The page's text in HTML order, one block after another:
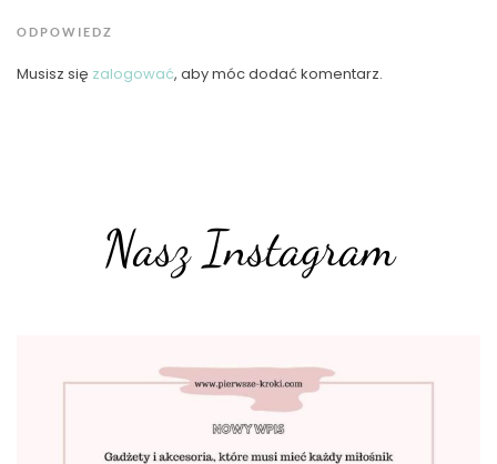
ODPOWIEDZ
Musisz się zalogować, aby móc dodać komentarz.
Nasz Instagram